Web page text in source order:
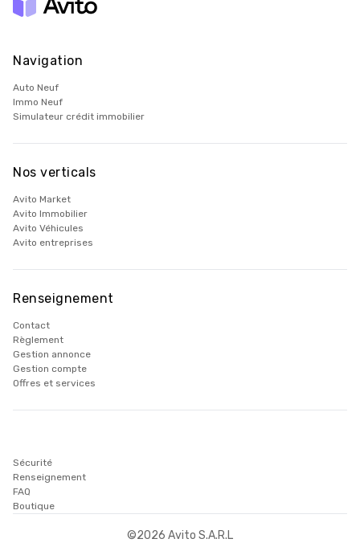
Navigation
Auto Neuf
Immo Neuf
Simulateur crédit immobilier
Nos verticals
Avito Market
Avito Immobilier
Avito Véhicules
Avito entreprises
Renseignement
Contact
Règlement
Gestion annonce
Gestion compte
Offres et services
Sécurité
Renseignement
FAQ
Boutique
©2026 Avito S.A.R.L